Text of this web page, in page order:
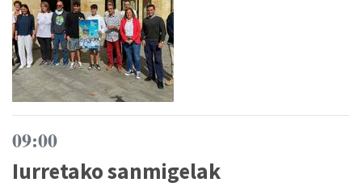
09:00
Iurretako sanmigelak